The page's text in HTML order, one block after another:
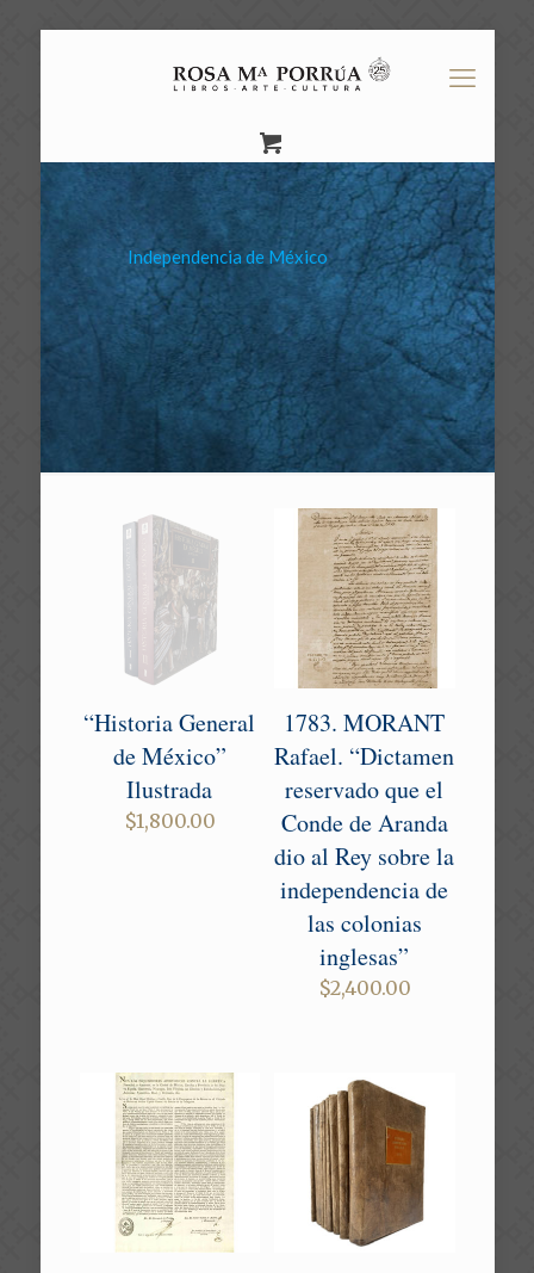
Independencia de México
“Historia General
de México”
Ilustrada
$1,800.00
1783. MORANT
Rafael. “Dictamen
reservado que el
Conde de Aranda
dio al Rey sobre la
independencia de
las colonias
inglesas”
$2,400.00